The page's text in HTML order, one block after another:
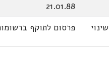
21.01.88
שינוי פרסום לתוקף ברשומות